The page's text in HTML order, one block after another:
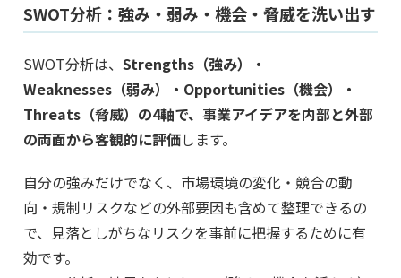
SWOT分析：強み・弱み・機会・脅威を洗い出す
SWOT分析は、 Strengths（強み）・
Weaknesses（弱み）・Opportunities（機会）・
Threats（脅威）の4軸で、事業アイデアを内部と外部
の両面から客観的に評価します。
自分の強みだけでなく、市場環境の変化・競合の動
向・規制リスクなどの外部要因も含めて整理できるの
で、見落としがちなリスクを事前に把握するために有
効です。